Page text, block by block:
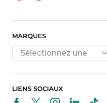
MARQUES
Sélectionnez une
LIENS SOCIAUX